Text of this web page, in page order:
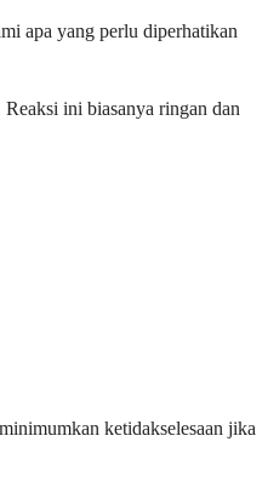
apa yang perlu diperhatikan
ini biasanya ringan dan
ketidakselesaan jika